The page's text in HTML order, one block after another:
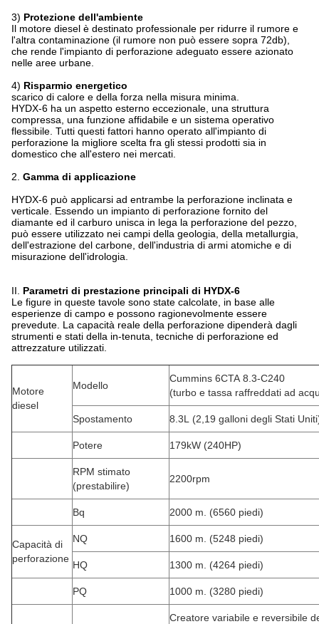
3) Protezione dell'ambiente
Il motore diesel è destinato professionale per ridurre il rumore e
l'altra contaminazione (il rumore non può essere sopra 72db),
che rende l'impianto di perforazione adeguato essere azionato
nelle aree urbane.
4) Risparmio energetico
scarico di calore e della forza nella misura minima.
HYDX-6 ha un aspetto esterno eccezionale, una struttura
compressa, una funzione affidabile e un sistema operativo
flessibile. Tutti questi fattori hanno operato all'impianto di
perforazione la migliore scelta fra gli stessi prodotti sia in
domestico che all'estero nei mercati.
2. Gamma di applicazione
HYDX-6 può applicarsi ad entrambe la perforazione inclinata e
verticale. Essendo un impianto di perforazione fornito del
diamante ed il carburo unisca in lega la perforazione del pezzo,
può essere utilizzato nei campi della geologia, della metallurgia,
dell'estrazione del carbone, dell'industria di armi atomiche e di
misurazione dell'idrologia.
II.
Parametri di prestazione principali di HYDX-6
Le figure in queste tavole sono state calcolate, in base alle
esperienze di campo e possono ragionevolmente essere
prevedute. La capacità reale della perforazione dipenderà dagli
strumenti e stati della in-tenuta, tecniche di perforazione ed
attrezzature utilizzati.
Motore
diesel
Modello
Cummins 6CTA 8.3-C240
(turbo e tassa raffreddati ad
Spostamento 8.3L (2,19 galloni degli Stati
Potere 179kW (240HP)
RPM stimato
(prestabilire)
2200rpm
Bq 2000 m. (6560 piedi)
Capacità di
perforazione
NQ 1600 m. (5248 piedi)
HQ 1300 m. (4264 piedi)
PQ 1000 m. (3280 piedi)
Creatore variabile e reversibile